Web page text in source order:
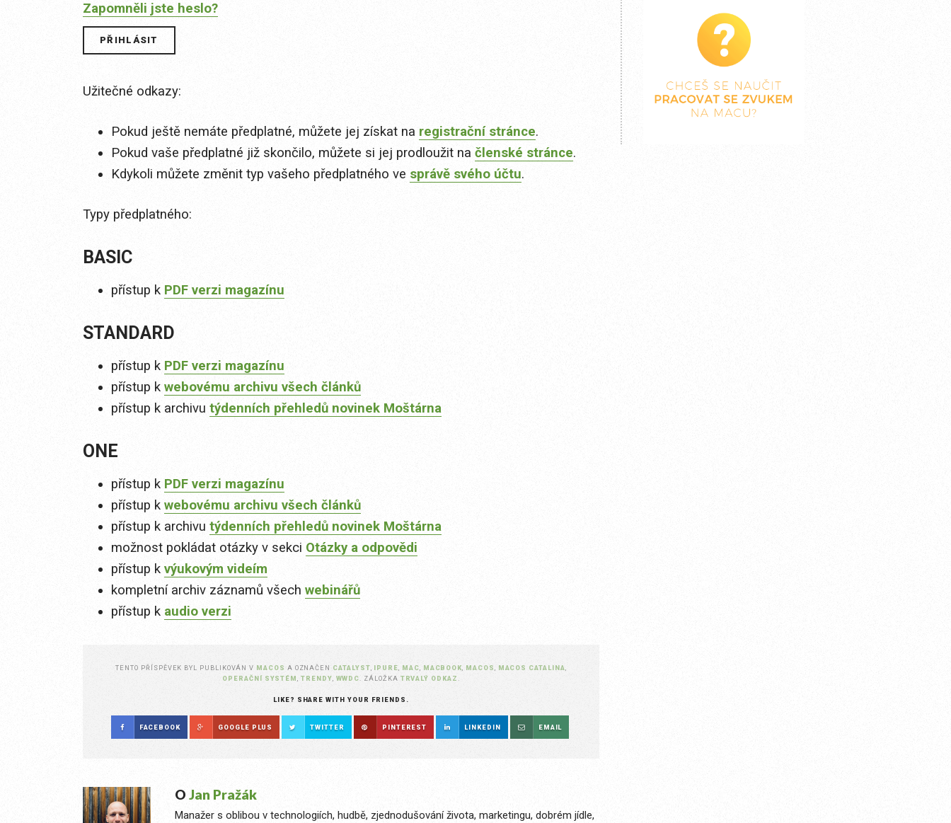
Zapomněli jste heslo?
Užitečné odkazy:
Pokud ještě nemáte předplatné, můžete jej získat na registrační stránce.
Pokud vaše předplatné již skončilo, můžete si jej prodloužit na členské stránce.
Kdykoli můžete změnit typ vašeho předplatného ve správě svého účtu.
Typy předplatného:
BASIC
přístup k PDF verzi magazínu
STANDARD
přístup k PDF verzi magazínu
přístup k webovému archivu všech článků
přístup k archivu týdenních přehledů novinek Moštárna
ONE
přístup k PDF verzi magazínu
přístup k webovému archivu všech článků
přístup k archivu týdenních přehledů novinek Moštárna
možnost pokládat otázky v sekci Otázky a odpovědi
přístup k výukovým videím
kompletní archiv záznamů všech webinářů
přístup k audio verzi
TENTO PŘÍSPĚVEK BYL PUBLIKOVÁN V MACOS A OZNAČEN CATALYST IPURE MAC MACBOOK MACOS MACOS CATALINA
OPERAČNÍ SYSTÉM
,TRENDY WWDC . ZÁLOŽKA TRVALÝ ODKAZ
LIKE? SHARE WITH YOUR FRIENDS.
FACEBOOK GOOGLE PLUS TWITTER PINTEREST LINKEDIN EMAIL
O Jan Pražák
Manažer s oblibou v technologiích, hudbě, zjednodušování života, marketingu, dobrém jídle,